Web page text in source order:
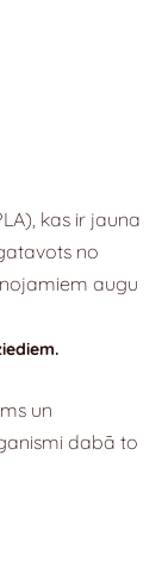
kas ir jauna
no
augu
un
dabā to